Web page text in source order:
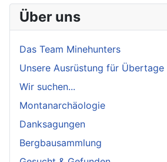
Über uns
Das Team Minehunters
Unsere Ausrüstung für
Wir suchen...
Montanarchäologie
Danksagungen
Bergbausammlung